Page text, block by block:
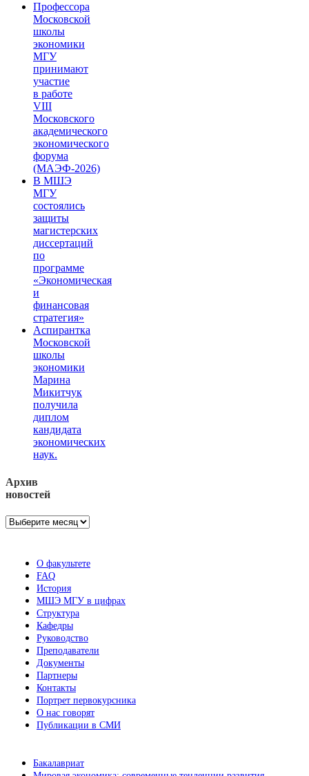
Профессора
Московской
школы
экономики
МГУ
принимают
участие
в работе
VIII
Московского
академического
экономического
форума
(МАЭФ-2026)
В МШЭ
МГУ
состоялись
защиты
магистерских
диссертаций
по
программе
«Экономическая
и
финансовая
стратегия»
Аспирантка
Московской
школы
экономики
Марина
Микитчук
получила
диплом
кандидата
экономических
наук.
Архив
новостей
Архив
О факультете
FAQ
История
МШЭ МГУ в цифрах
Структура
Кафедры
Руководство
Преподаватели
Документы
Партнеры
Контакты
Портрет первокурсника
О нас говорят
Публикации в СМИ
Бакалавриат